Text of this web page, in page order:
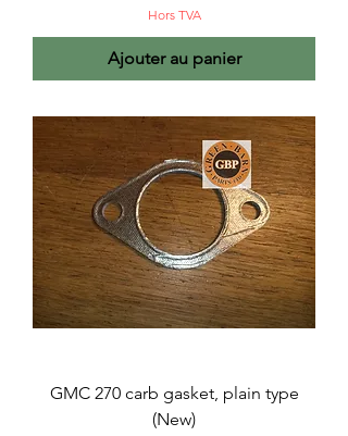
Hors TVA
Ajouter au panier
GMC 270 carb gasket, plain type
(New)